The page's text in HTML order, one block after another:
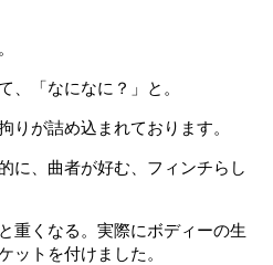
、「なになに？」と。
りが詰め込まれております。
に、曲者が好む、フィンチらし
重くなる。実際にボディーの生
ットを付けました。